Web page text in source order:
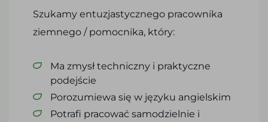
Szukamy entuzjastycznego pracownika
ziemnego / pomocnika, który:
Ma zmysł techniczny i praktyczne
podejście
Porozumiewa się w języku angielskim
Potrafi pracować samodzielnie i